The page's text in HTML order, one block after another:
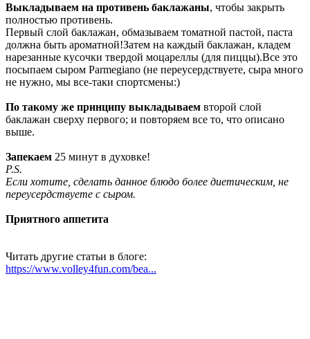
Выкладываем на противень баклажаны, чтобы закрыть
полностью противень.
Первый слой баклажан, обмазываем томатной пастой, паста
должна быть ароматной!Затем на каждый баклажан, кладем
нарезанные кусочки твердой моцареллы (для пиццы).Все это
посыпаем сыром Parmegiano (не переусердствуете, сыра много
не нужно, мы все-таки спортсмены:)
По такому же принципу выкладываем второй слой
баклажан сверху первого; и повторяем все то, что описано
выше.
Запекаем 25 минут в духовке!
P.S.
Если хотите, сделать данное блюдо более диетическим, не
переусердствуете с сыром.
Приятного аппетита
Читать другие статьи в блоге:
https://www.volley4fun.com/bea...